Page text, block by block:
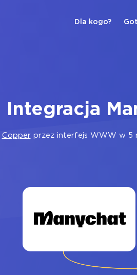
Dla kogo?
Integracja
Copperprzez interfejs WWW w 5